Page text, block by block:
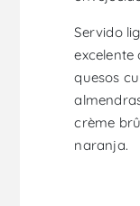
Servido
quesos
crème
naranja.